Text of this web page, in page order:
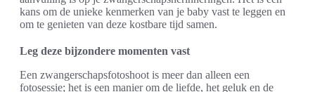
kans om de unieke kenmerken van je baby vast te leggen en
om te genieten van deze kostbare tijd samen.
Leg deze bijzondere momenten vast
Een zwangerschapsfotoshoot is meer dan alleen een
fotosessie; het is een manier om de liefde, het geluk en de